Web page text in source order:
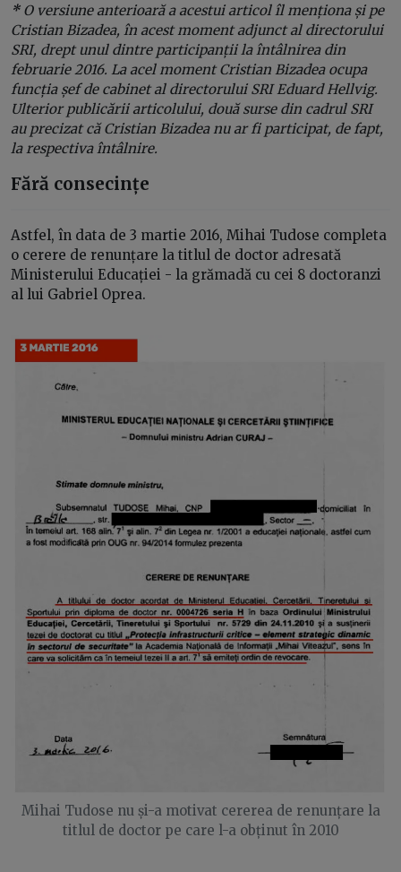
*O versiune anterioară a acestui articol îl menționa și pe
Cristian Bizadea, în acest moment adjunct al directorului
SRI, drept unul dintre participanții la întâlnirea din
februarie 2016. La acel moment Cristian Bizadea ocupa
funcția șef de cabinet al directorului SRI Eduard Hellvig.
Ulterior publicării articolului, două surse din cadrul SRI
au precizat că Cristian Bizadea nu ar fi participat, de fapt,
la respectiva întâlnire.
Fără consecințe
Astfel, în data de 3 martie 2016, Mihai Tudose completa
o cerere de renunțare la titlul de doctor adresată
Ministerului Educației - la grămadă cu cei 8 doctoranzi
al lui Gabriel Oprea.
Mihai Tudose nu și-a motivat cererea de renunțare la
titlul de doctor pe care l-a obținut în 2010